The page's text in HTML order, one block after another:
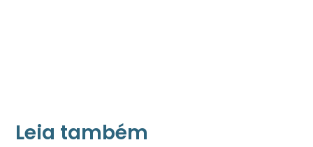
Leia também